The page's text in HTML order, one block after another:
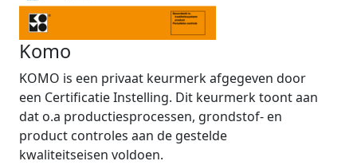
Komo
KOMO is een privaat keurmerk afgegeven door
een Certificatie Instelling. Dit keurmerk toont aan
dat o.a productiesprocessen, grondstof- en
product controles aan de gestelde
kwaliteitseisen voldoen.